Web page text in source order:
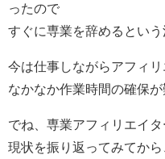
ったので
すぐに専業を辞めるという
今は仕事しながらアフィ
なかなか作業時間の確保
でね、専業アフィリエイ
現状を振り返ってみてか